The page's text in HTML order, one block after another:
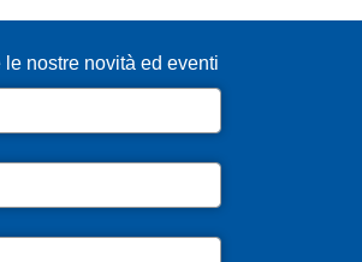
le nostre novità ed eventi